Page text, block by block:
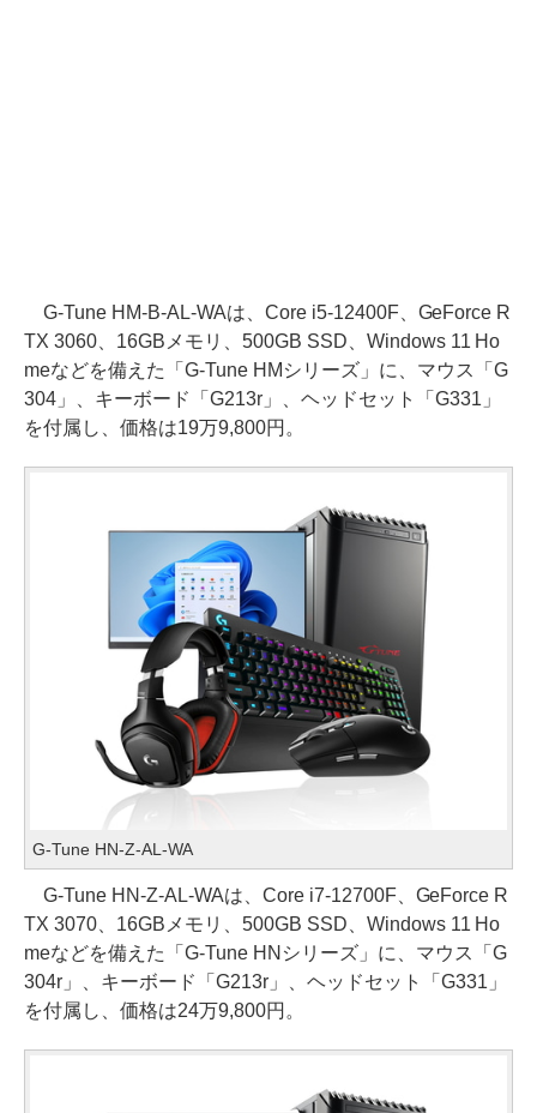
G-Tune HM-B-AL-WAは、Core i5-12400F、GeForce R
TX 3060、16GBメモリ、500GB SSD、Windows 11 Ho
meなどを備えた「G-Tune HMシリーズ」に、マウス「G
304」、キーボード「G213r」、ヘッドセット「G331」
を付属し、価格は19万9,800円。
G-Tune HN-Z-AL-WA
G-Tune HN-Z-AL-WAは、Core i7-12700F、GeForce R
TX 3070、16GBメモリ、500GB SSD、Windows 11 Ho
meなどを備えた「G-Tune HNシリーズ」に、マウス「G
304r」、キーボード「G213r」、ヘッドセット「G331」
を付属し、価格は24万9,800円。